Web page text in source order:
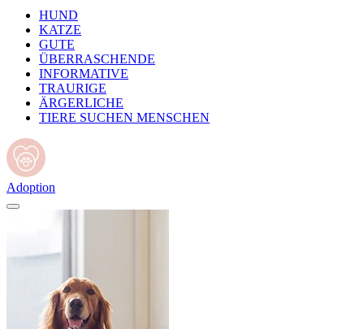
HUND
KATZE
GUTE
ÜBERRASCHENDE
INFORMATIVE
TRAURIGE
ÄRGERLICHE
TIERE SUCHEN MENSCHEN
Adoption